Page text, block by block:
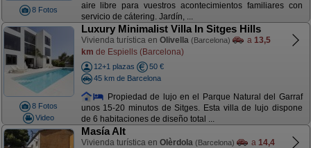
8 Fotos
aire libre para vuestros acontecimientos familiares con
servicio de cátering. Jardín, ...
8 Fotos
Video
Luxury Minimalist Villa In Sitges Hills
Vivienda turística en Olivella (Barcelona) a 13,5
km de Espiells (Barcelona)
12+1 plazas
50 €
45 km de Barcelona
Propiedad de lujo en el Parque Natural del Garraf
unos 15-20 minutos de Sitges. Esta villa de lujo dispone
de 6 habitaciones de diseño total ...
Masía Alt
Vivienda turística en Olèrdola (Barcelona) a 14,4